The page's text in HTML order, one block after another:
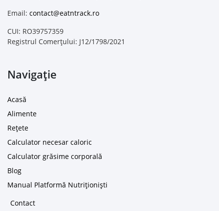
Email: contact@eatntrack.ro
CUI: RO39757359
Registrul Comerțului: J12/1798/2021
Navigație
Acasă
Alimente
Rețete
Calculator necesar caloric
Calculator grăsime corporală
Blog
Manual Platformă Nutriționiști
Contact